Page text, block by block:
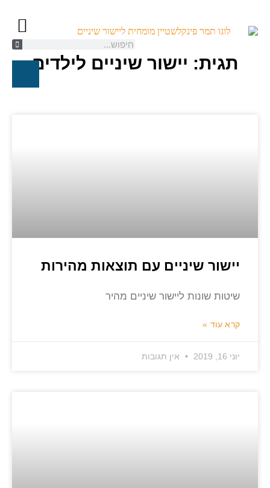
תגית: יישור שיניים לילדים
יישור שיניים עם תוצאות מהירות
שיטות שונות ליישור שיניים מהיר
קרא עוד »
יוני 16, 2019 אין תגובות